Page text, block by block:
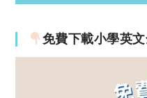
免費下載小學英